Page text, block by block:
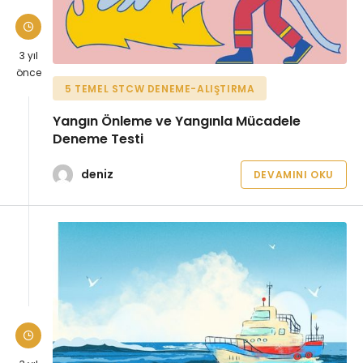
3 yıl
önce
5 TEMEL STCW DENEME-ALIŞTIRMA
Yangın Önleme ve Yangınla Mücadele
Deneme Testi
deniz DEVAMINI OKU